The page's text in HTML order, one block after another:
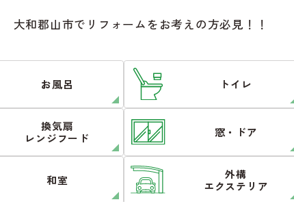
大和郡山市でリフォームをお考えの方必見！！
お風呂 トイレ
換気扇
レンジフード
窓・ドア
和室
外構
エクステリア